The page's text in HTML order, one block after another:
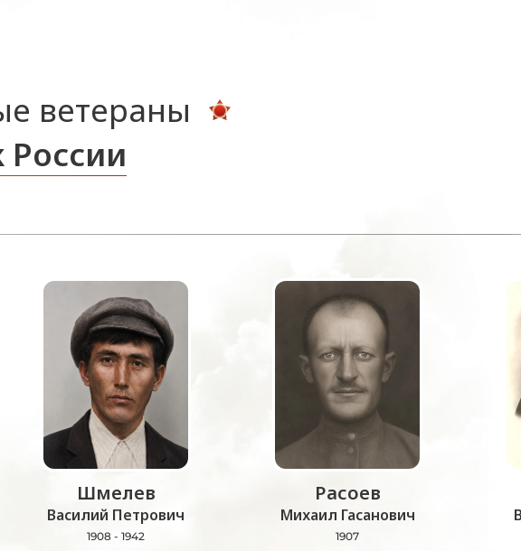
ветераны
Шмелев
Василий Петрович
1908 - 1942
Расоев
Михаил Гасанович
1907